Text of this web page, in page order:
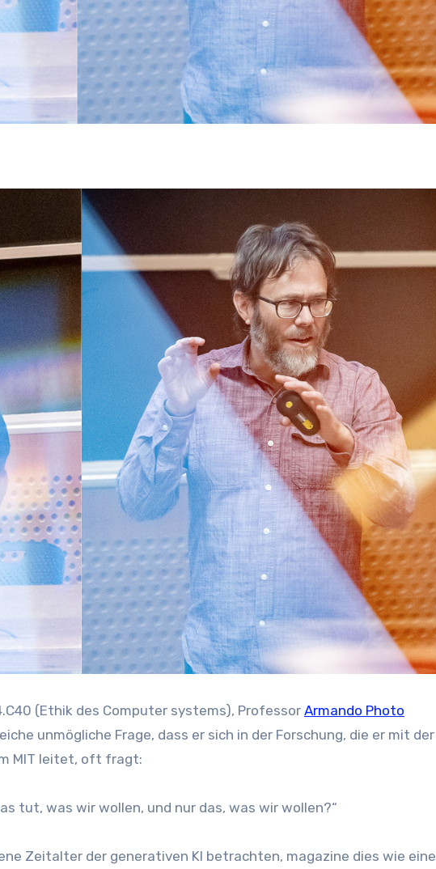
(Ethik des Computer systems), Professor Armando Photo
unmögliche Frage, dass er sich in der Forschung, die er mit der
MIT leitet, oft fragt:
tut, was wir wollen, und nur das, was wir wollen?“
Zeitalter der generativen KI betrachten, magazine dies wie eine